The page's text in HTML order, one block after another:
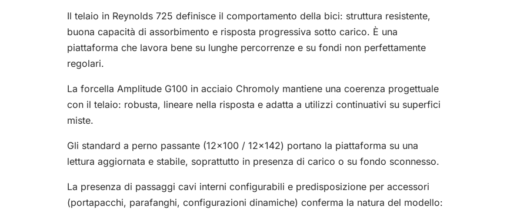
Il telaio in Reynolds 725 definisce il comportamento della bici: struttura resistente,
buona capacità di assorbimento e risposta progressiva sotto carico. È una
piattaforma che lavora bene su lunghe percorrenze e su fondi non perfettamente
regolari.
La forcella Amplitude G100 in acciaio Chromoly mantiene una coerenza progettuale
con il telaio: robusta, lineare nella risposta e adatta a utilizzi continuativi su superfici
miste.
Gli standard a perno passante (12x100 / 12x142) portano la piattaforma su una
lettura aggiornata e stabile, soprattutto in presenza di carico o su fondo sconnesso.
La presenza di passaggi cavi interni configurabili e predisposizione per accessori
(portapacchi, parafanghi, configurazioni dinamiche) conferma la natura del modello: